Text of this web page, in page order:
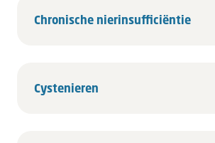
Chronische nierinsufficiëntie
Cystenieren